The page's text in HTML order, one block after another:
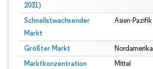
2031)
Schnellstwachsender
Markt
Asien-Pazifik
Größter Markt Nordamerika
Marktkonzentration Mittel